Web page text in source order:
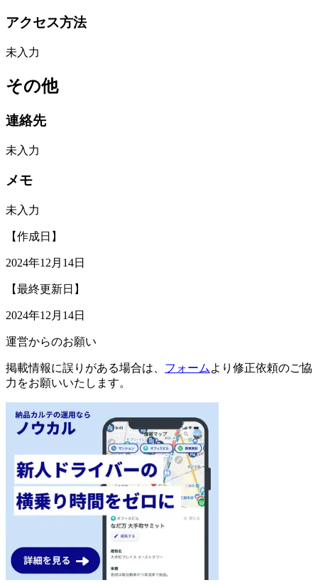
アクセス方法
未入力
その他
連絡先
未入力
メモ
未入力
【作成日】
2024年12月14日
【最終更新日】
2024年12月14日
運営からのお願い
掲載情報に誤りがある場合は、 フォーム より修正依頼のご協
力をお願いいたします。